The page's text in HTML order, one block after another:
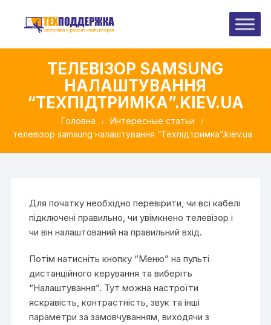
ТЕЛЕВІЗОР SAMSUNG
НАЛАШТУВАННЯ
“ТЕХПІДТРИМКА”.KIEV.UA
Головна
Интересные статьи
телевізор samsung налаштування “Техпідтримка”.kiev.ua
Для початку необхідно перевірити, чи всі кабелі
підключені правильно, чи увімкнено телевізор і
чи він налаштований на правильний вхід.
Потім натисніть кнопку “Меню” на пульті
дистанційного керування та виберіть
“Налаштування”. Тут можна настроїти
яскравість, контрастність, звук та інші
параметри за замовчуванням, виходячи з